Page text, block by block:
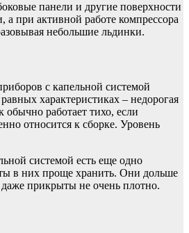
панели и другие поверхности
а при активной работе компрессора
небольшие льдинки.
с капельной системой
характеристиках – недорогая
обычно работает тихо, если
относится к сборке. Уровень
системой есть еще одно
в них проще хранить. Они дольше
прикрыты не очень плотно.